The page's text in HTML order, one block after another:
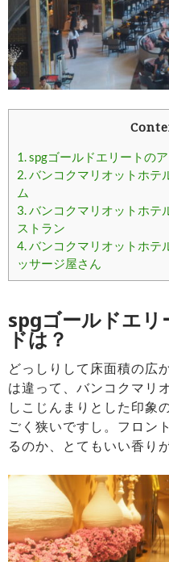
1.spgゴールドエリートの
2.バンコクマリオットホテ
ム
3.バンコクマリオットホテ
ストラン
4.バンコクマリオットホテ
ッサージ屋さん
spgゴールドエ
ドは？
どっしりして床面積の広
は違って、バンコクマリ
しこじんまりとした印象
ごく狭いですし。フロン
るのか、とてもいい香り